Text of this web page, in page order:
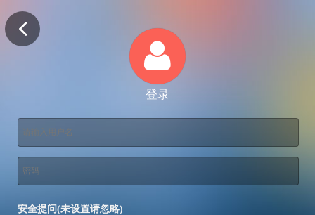
登录
安全提问(未设置请忽略)